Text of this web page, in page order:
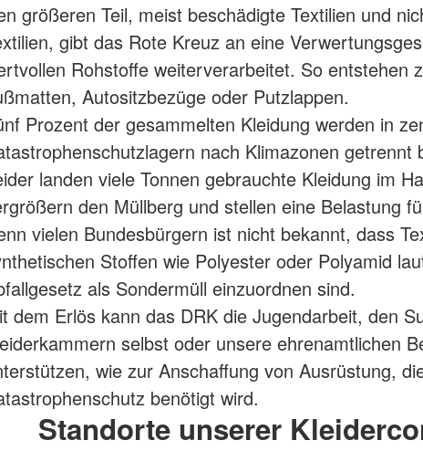
größeren Teil, meist beschädigte Textilien und
gibt das Rote Kreuz an eine
Rohstoffe weiterverarbeitet. So entstehen
Autositzbezüge oder Putzlappen.
Prozent der gesammelten Kleidung werden in
nach Klimazonen getrennt
landen viele Tonnen gebrauchte Kleidung im
den Müllberg und stellen eine Belastung
vielen Bundesbürgern ist nicht bekannt, dass
Stoffen wie Polyester oder Polyamid
als Sondermüll einzuordnen sind.
dem Erlös kann das DRK die Jugendarbeit, den
selbst oder unsere ehrenamtlichen
wie zur Anschaffung von Ausrüstung,
benötigt wird.
Standorte unserer